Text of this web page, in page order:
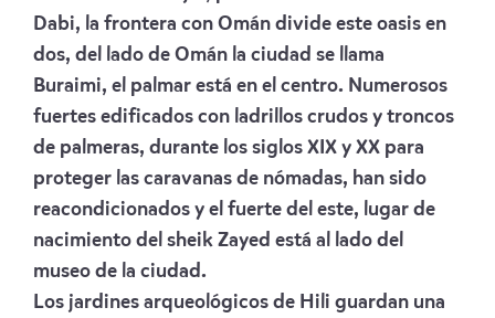
Dabi, la frontera con Omán divide este oasis en
dos, del lado de Omán la ciudad se llama
Buraimi, el palmar está en el centro. Numerosos
fuertes edificados con ladrillos crudos y troncos
de palmeras, durante los siglos XIX y XX para
proteger las caravanas de nómadas, han sido
reacondicionados y el fuerte del este, lugar de
nacimiento del sheik Zayed está al lado del
museo de la ciudad.
Los jardines arqueológicos de Hili guardan una